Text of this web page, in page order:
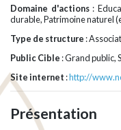
Domaine d'actions:
durable, Patrimoine naturel
Type de structure :
Public Cible : Grand public,
Site internet :http://
Présentation